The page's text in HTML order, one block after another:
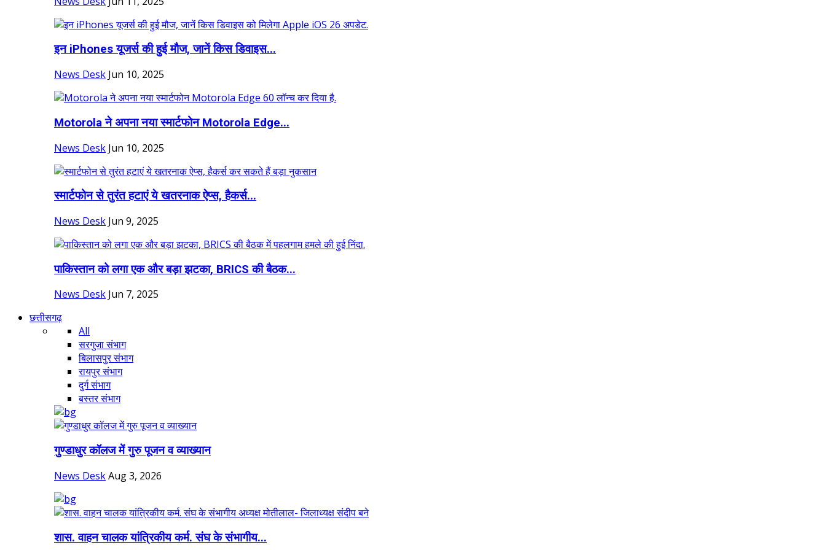
इन iPhones यूजर्स की हुई मौज, जानें क‍िस ड‍िवाइस...
News Desk Jun 10, 2025
Motorola ने अपना नया स्मार्टफोन Motorola Edge...
News Desk Jun 10, 2025
स्मार्टफोन से तुरंत हटाएं ये खतरनाक ऐप्स, हैकर्स...
News Desk Jun 9, 2025
पाकिस्तान को लगा एक और बड़ा झटका, BRICS की बैठक...
News Desk Jun 7, 2025
छत्तीसगढ़
All
सरगुजा संभाग
बिलासपुर संभाग
रायपुर संभाग
दुर्ग संभाग
बस्तर संभाग
गुण्डाधुर कॉलज में गुरु पूजन व व्याख्यान
News DeskAug 3, 2026
शास. वाहन चालक यांत्रिकीय कर्म. संघ के संभागीय...